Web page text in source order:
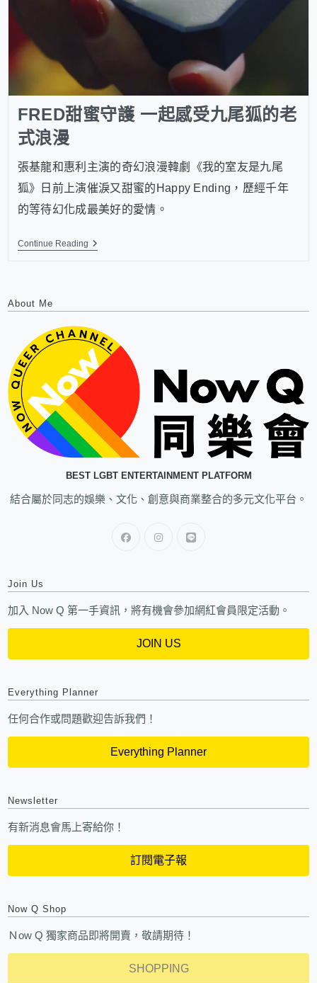
FRED甜蜜守護 一起感受九尾狐的老
式浪漫
張基龍和惠利主演的奇幻浪漫韓劇《我的室友是九尾
狐》日前上演催淚又甜蜜的Happy Ending，歷經千年
的等待幻化成最美好的愛情。
Continue Reading
About Me
BEST LGBT ENTERTAINMENT PLATFORM
結合屬於同志的娛樂、文化、創意與商業整合的多元文化平台。
Join Us
加入 Now Q 第一手資訊，將有機會參加網紅會員限定活動。
JOIN US
Everything Planner
任何合作或問題歡迎告訴我們！
Everything Planner
Newsletter
有新消息會馬上寄給你！
訂閱電子報
Now Q Shop
Ｎow Q 獨家商品即將開賣，敬請期待！
SHOPPING